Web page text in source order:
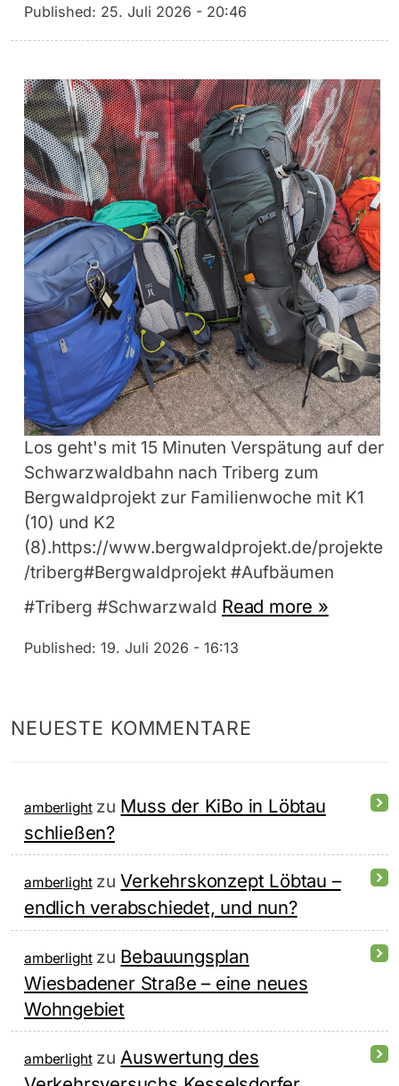
Published: 25. Juli 2026 - 20:46
Los geht's mit 15 Minuten Verspätung auf der
Schwarzwaldbahn nach Triberg zum
Bergwaldprojekt zur Familienwoche mit K1
(10) und K2
(8).https://www.bergwaldprojekt.de/projekte
/triberg#Bergwaldprojekt #Aufbäumen
#Triberg #Schwarzwald Read more »
Published: 19. Juli 2026 - 16:13
NEUESTE KOMMENTARE
amberlightzu Muss der KiBo in Löbtau
schließen?
amberlightzuVerkehrskonzept Löbtau –
endlich verabschiedet, und nun?
amberlightzu Bebauungsplan
Wiesbadener Straße – eine neues
Wohngebiet
amberlightzuAuswertung des